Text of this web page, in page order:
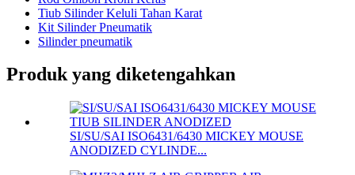
Tiub Silinder Keluli Tahan Karat
Kit Silinder Pneumatik
Silinder pneumatik
Produk yang diketengahkan
SI/SU/SAI ISO6431/6430 MICKEY MOUSE
ANODIZED CYLINDE...